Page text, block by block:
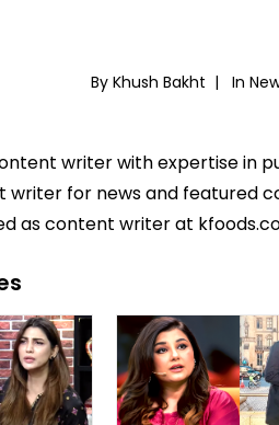
By Khush Bakht | In
writer with expertise in
for news and featured
as content writer at